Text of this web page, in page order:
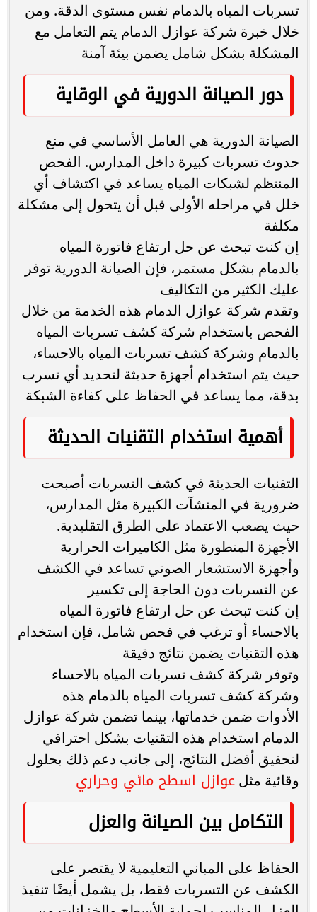
تسربات المياه بالدمام نفس مستوى الدقة. ومن
خلال خبرة شركة عوازل الدمام يتم التعامل مع
المشكلة بشكل شامل يضمن بيئة آمنة
دور الصيانة الدورية في الوقاية
الصيانة الدورية هي العامل الأساسي في منع
حدوث تسربات كبيرة داخل المدارس. الفحص
المنتظم لشبكات المياه يساعد في اكتشاف أي
خلل في مراحله الأولى قبل أن يتحول إلى مشكلة
مكلفة
إن كنت تبحث عن حل ارتفاع فاتورة المياه
بالدمام بشكل مستمر، فإن الصيانة الدورية توفر
عليك الكثير من التكاليف
وتقدم شركة عوازل الدمام هذه الخدمة من خلال
الفحص باستخدام شركة كشف تسربات المياه
بالدمام وشركة كشف تسربات المياه بالاحساء،
حيث يتم استخدام أجهزة حديثة لتحديد أي تسرب
بدقة، مما يساعد في الحفاظ على كفاءة الشبكة
أهمية استخدام التقنيات الحديثة
التقنيات الحديثة في كشف التسربات أصبحت
ضرورية في المنشآت الكبيرة مثل المدارس،
حيث يصعب الاعتماد على الطرق التقليدية.
الأجهزة المتطورة مثل الكاميرات الحرارية
وأجهزة الاستشعار الصوتي تساعد في الكشف
عن التسربات دون الحاجة إلى تكسير
إن كنت تبحث عن حل ارتفاع فاتورة المياه
بالاحساء أو ترغب في فحص شامل، فإن استخدام
هذه التقنيات يضمن نتائج دقيقة
وتوفر شركة كشف تسربات المياه بالاحساء
وشركة كشف تسربات المياه بالدمام هذه
الأدوات ضمن خدماتها، بينما تضمن شركة عوازل
الدمام استخدام هذه التقنيات بشكل احترافي
لتحقيق أفضل النتائج، إلى جانب دعم ذلك بحلول
وقائية مثل عوازل اسطح مائي وحراري
التكامل بين الصيانة والعزل
الحفاظ على المباني التعليمية لا يقتصر على
الكشف عن التسربات فقط، بل يشمل أيضًا تنفيذ